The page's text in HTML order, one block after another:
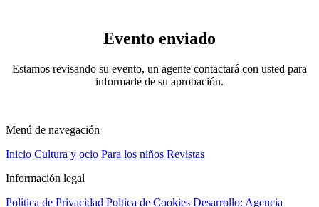
Evento enviado
Estamos revisando su evento, un agente contactará con usted para
informarle de su aprobación.
Menú de navegación
Inicio Cultura y ocio Para los niños Revistas
Información legal
Política de Privacidad Poltica de Cookies Desarrollo: Agencia